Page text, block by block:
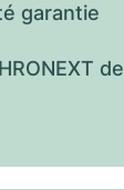
garantie